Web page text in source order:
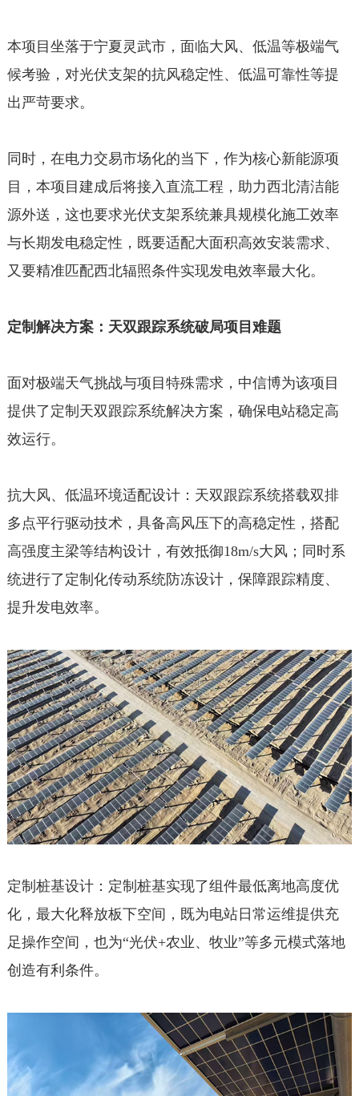
本项目坐落于宁夏灵武市，面临大风、低温等极端气
候考验，对光伏支架的抗风稳定性、低温可靠性等提
出严苛要求。
同时，在电力交易市场化的当下，作为核心新能源项
目，本项目建成后将接入直流工程，助力西北清洁能
源外送，这也要求光伏支架系统兼具规模化施工效率
与长期发电稳定性，既要适配大面积高效安装需求、
又要精准匹配西北辐照条件实现发电效率最大化。
定制解决方案：天双跟踪系统破局项目难题
面对极端天气挑战与项目特殊需求，中信博为该项目
提供了定制天双跟踪系统解决方案，确保电站稳定高
效运行。
抗大风、低温环境适配设计：天双跟踪系统搭载双排
多点平行驱动技术，具备高风压下的高稳定性，搭配
高强度主梁等结构设计，有效抵御18m/s大风；同时系
统进行了定制化传动系统防冻设计，保障跟踪精度、
提升发电效率。
定制桩基设计：定制桩基实现了组件最低离地高度优
化，最大化释放板下空间，既为电站日常运维提供充
足操作空间，也为“光伏+农业、牧业”等多元模式落地
创造有利条件。